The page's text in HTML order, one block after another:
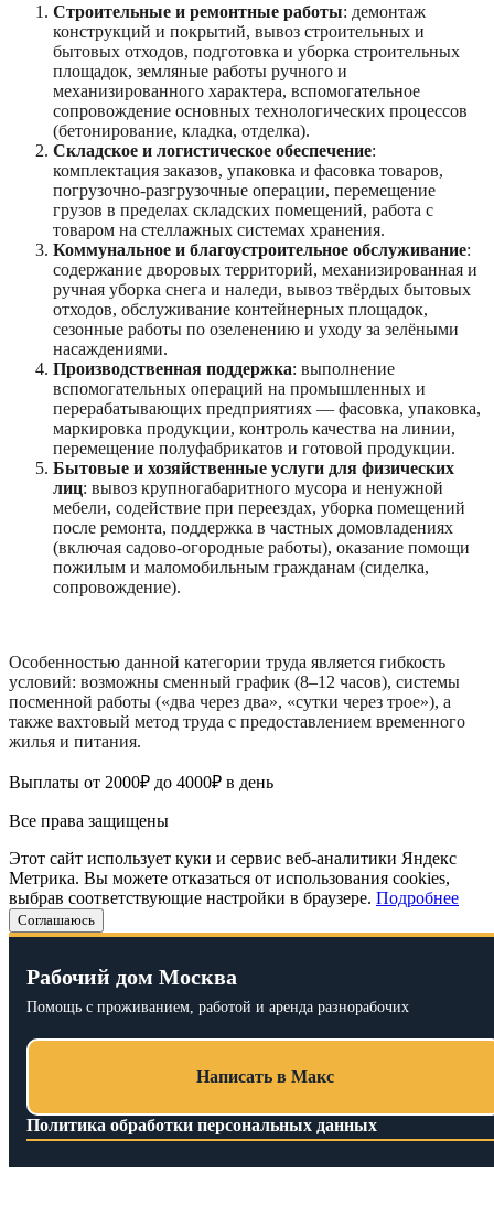
Строительные и ремонтные работы: демонтаж
конструкций и покрытий, вывоз строительных и
бытовых отходов, подготовка и уборка строительных
площадок, земляные работы ручного и
механизированного характера, вспомогательное
сопровождение основных технологических процессов
(бетонирование, кладка, отделка).
Складское и логистическое обеспечение:
комплектация заказов, упаковка и фасовка товаров,
погрузочно-разгрузочные операции, перемещение
грузов в пределах складских помещений, работа с
товаром на стеллажных системах хранения.
Коммунальное и благоустроительное обслуживание:
содержание дворовых территорий, механизированная и
ручная уборка снега и наледи, вывоз твёрдых бытовых
отходов, обслуживание контейнерных площадок,
сезонные работы по озеленению и уходу за зелёными
насаждениями.
Производственная поддержка: выполнение
вспомогательных операций на промышленных и
перерабатывающих предприятиях — фасовка, упаковка,
маркировка продукции, контроль качества на линии,
перемещение полуфабрикатов и готовой продукции.
Бытовые и хозяйственные услуги для физических
лиц: вывоз крупногабаритного мусора и ненужной
мебели, содействие при переездах, уборка помещений
после ремонта, поддержка в частных домовладениях
(включая садово-огородные работы), оказание помощи
пожилым и маломобильным гражданам (сиделка,
сопровождение).
Особенностью данной категории труда является гибкость
условий: возможны сменный график (8–12 часов), системы
посменной работы («два через два», «сутки через трое»), а
также вахтовый метод труда с предоставлением временного
жилья и питания.
Выплаты от 2000₽ до 4000₽ в день
Все права защищены
Этот сайт использует куки и сервис веб-аналитики Яндекс
Метрика. Вы можете отказаться от использования cookies,
выбрав соответствующие настройки в браузере. Подробнее
Соглашаюсь
Рабочий дом Москва
Помощь с проживанием, работой и аренда разнорабочих
Написать в Макс
Политика обработки персональных данных